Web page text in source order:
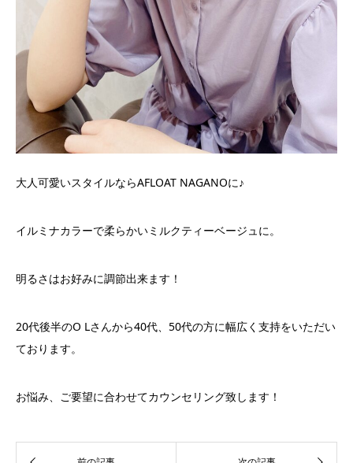
大人可愛いスタイルならAFLOAT NAGANOに♪
イルミナカラーで柔らかいミルクティーベージュに。
明るさはお好みに調節出来ます！
20代後半のO Lさんから40代、50代の方に幅広く支持をいただい
ております。
お悩み、ご要望に合わせてカウンセリング致します！